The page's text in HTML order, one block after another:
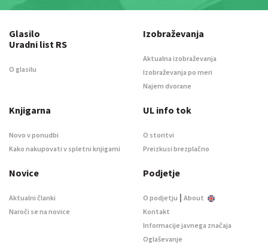
Glasilo
Uradni list RS
O glasilu
Izobraževanja
Aktualna izobraževanja
Izobraževanja po meri
Najem dvorane
Knjigarna
Novo v ponudbi
Kako nakupovati v spletni knjigarni
UL info tok
O storitvi
Preizkusi brezplačno
Novice
Aktualni članki
Naroči se na novice
Podjetje
O podjetju | About
Kontakt
Informacije javnega značaja
Oglaševanje